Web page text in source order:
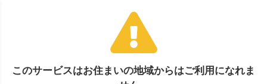
このサービスはお住まいの地域からはご利用になれま